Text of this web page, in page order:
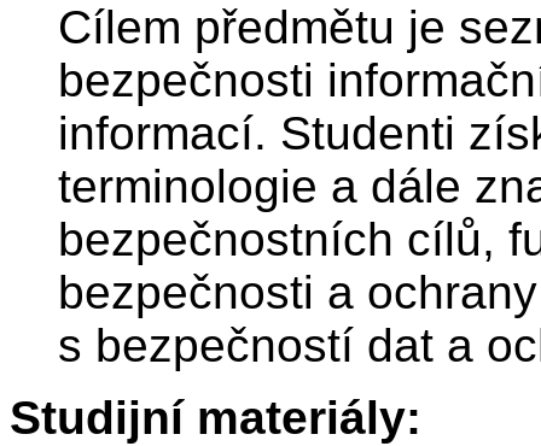
Cílem předmětu je
bezpečnosti
informací. Studenti
terminologie a dále
bezpečnostních cílů,
bezpečnosti a
s bezpečností dat a
Studijní materiály: